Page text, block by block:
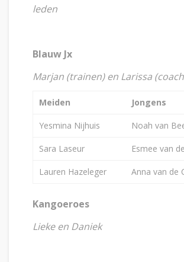
leden
Blauw Jx
Marjan (trainen) en Larissa
Meiden Jongens
Yesmina Nijhuis Noah van
Sara Laseur Esmee van
Lauren Hazeleger Anna van de
Kangoeroes
Lieke en Daniek